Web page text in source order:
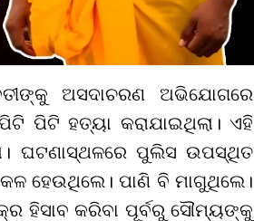
ଅସଦାଚରଣ ଅଭିଯୋଗରେ
ପିଟି ହତ୍ୟା କରାଯାଇଥିଲା। ଏହି
ଘଟଣାସ୍ଥଳରେ ପୁଲିସ ଉପସ୍ଥିତ
ହେଉଥିଲେ। ପାଣି ବି ମାଗୁଥିଲେ।
ହିସାବ କରିବା ପୂର୍ବରୁ ସୌମ୍ୟଙ୍କୁ